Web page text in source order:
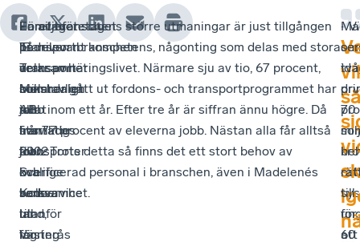
Familjeföretaget
IB
Transport
Mälardalen
AB
startades
2002
i
Kolsva
utanför
Västerås
Företaget
bedriver
verksamhet
inom
allt
från
transporter
och
budservice
till
lagring
-
Transportbranschen
är
bokstavligt
talat
livsviktig
för
Sverige
som
land,
för
En av branschens större utmaningar är just tillgången
på relevant kompetens, någonting som delas med stora
delar av näringslivet. Närmare sju av tio, 67 procent,
som har gått ut fordons- och transportprogrammet har
jobb inom ett år. Efter tre år är siffran ännu högre. Då
har 77 procent av eleverna jobb. Nästan alla får alltså
jobb. Trots detta så finns det ett stort behov av
kvalificerad personal i branschen, även i Madelenés
verksamhet.
- Vi
70
60
ser
två
till
för
att